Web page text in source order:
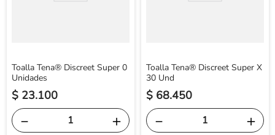
Toalla Tena® Discreet Super 0
Unidades
$ 23.100
＋
－
Toalla Tena® Discreet Super X
30 Und
$ 68.450
＋
－